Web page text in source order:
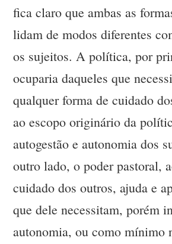
fica claro que ambas as
lidam de modos diferentes
os sujeitos. A política, por
ocuparia daqueles que
qualquer forma de cuidado
ao escopo originário da
autogestão e autonomia dos
outro lado, o poder pastoral,
cuidado dos outros, ajuda e
que dele necessitam, porém
autonomia, ou como mínimo